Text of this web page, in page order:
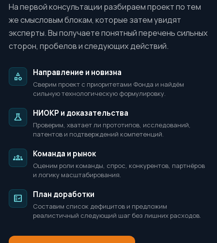
На первой консультации разбираем проект по тем
же смысловым блокам, которые затем увидят
эксперты. Вы получаете понятный перечень сильных
сторон, пробелов и следующих действий.
category Направление и новизна
Сверим проект с приоритетами Фонда и найдём
сильную технологическую формулировку.
science НИОКР и доказательства
Проверим, хватает ли прототипов, исследований,
патентов и подтверждений компетенций.
groups Команда и рынок
Оценим роли команды, спрос, конкурентов, партнёров
и логику масштабирования.
fact_check План доработки
Составим список дефицитов и предложим
реалистичный следующий шаг без лишних расходов.